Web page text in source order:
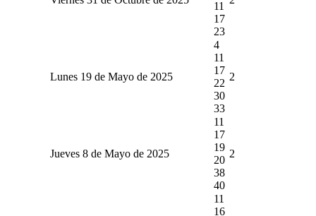
11
17
23
Lunes 19 de Mayo de 2025
4
11
17
22
30
33
2
Jueves 8 de Mayo de 2025
11
17
19
20
38
40
2
11
16